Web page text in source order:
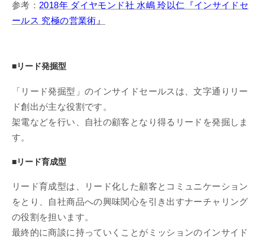
参考：2018年 ダイヤモンド社 水嶋 玲以仁『インサイドセ
ールス 究極の営業術』
■リード発掘型
「リード発掘型」のインサイドセールスは、文字通りリー
ド創出が主な役割です。
架電などを行い、自社の顧客となり得るリードを発掘しま
す。
■リード育成型
リード育成型は、リード化した顧客とコミュニケーション
をとり、自社商品への興味関心を引き出すナーチャリング
の役割を担います。
最終的に商談に持っていくことがミッションのインサイド